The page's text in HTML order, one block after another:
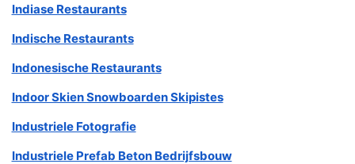
Indiase Restaurants
Indische Restaurants
Indonesische Restaurants
Indoor Skien Snowboarden Skipistes
Industriele Fotografie
Industriele Prefab Beton Bedrijfsbouw